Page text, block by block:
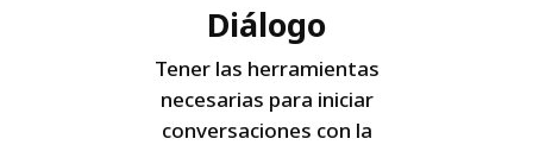
Diálogo
Tener las herramientas
necesarias para iniciar
conversaciones con la